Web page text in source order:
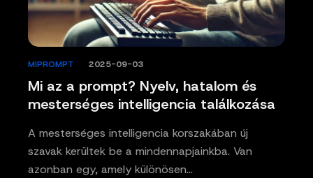
Mi az a prompt? Nyelv, hatalom és
mesterséges intelligencia találkozása
MIPROMPT 2025-09-03
A mesterséges intelligencia korszakában új
szavak kerültek be a mindennapjainkba. Van
azonban egy, amely különösen…